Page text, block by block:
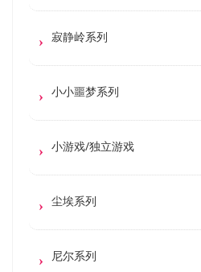
寂静岭系列
小小噩梦系列
小游戏/独立游戏
尘埃系列
尼尔系列